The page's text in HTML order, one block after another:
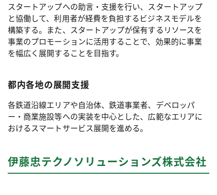
スタートアップへの助言・支援を行い、スタートアップ
と協働して、利用者が経費を負担するビジネスモデルを
構築する。また、スタートアップが保有するリソースを
事業のプロモーションに活用することで、効果的に事業
を幅広く展開することを目指す。
都内各地の展開支援
各鉄道沿線エリアや自治体、鉄道事業者、デベロッパ
ー・商業施設等への実装を中心とした、広範なエリアに
おけるスマートサービス展開を進める。
伊藤忠テクノソリューションズ株式会社